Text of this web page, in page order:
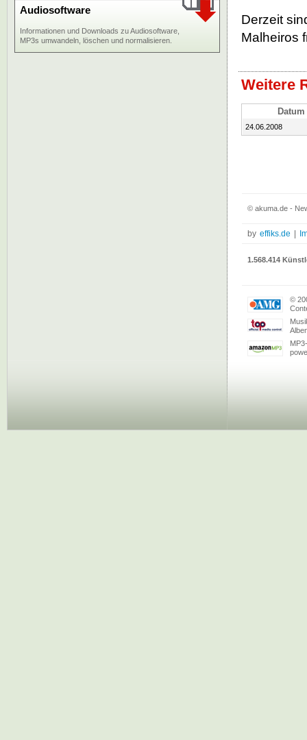
Derzeit
Malheiros
Weitere
Datum
24.06.2008
Audiosoftware
Informationen und Downloads zu Audiosoftware,
MP3s umwandeln, löschen und normalisieren.
© akuma.de -
by effiks.de
1.568.414
©